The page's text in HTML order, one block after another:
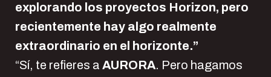
explorando los proyectos Horizon, pero
recientemente hay algo realmente
extraordinario en el horizonte.”
“Sí, te refieres a AURORA. Pero hagamos